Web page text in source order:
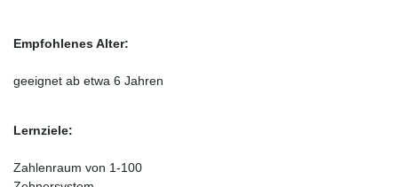
Empfohlenes Alter:
geeignet ab etwa 6 Jahren
Lernziele:
Zahlenraum von 1-100